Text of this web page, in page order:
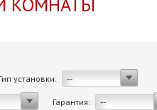
установки: --
Гарантия: --